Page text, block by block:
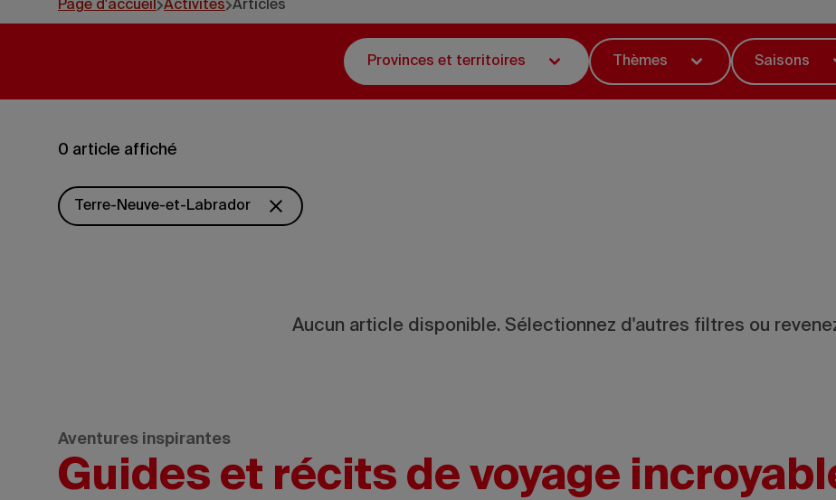
Page d'accueil Activités Articles
Provinces et territoires Thèmes Saisons
0 article affiché
Terre-Neuve-et-Labrador
Aucun article disponible. Sélectionnez d'autres filtres ou
Aventures inspirantes
Guides et récits de voyage
Credit:
Tourisme
Montréal